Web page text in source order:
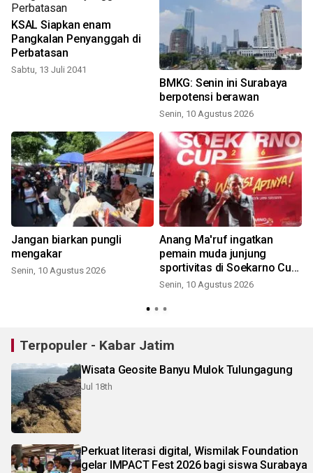
KSAL Siapkan enam
Pangkalan Penyanggah di
Perbatasan
Sabtu, 13 Juli 2041
BMKG: Senin ini Surabaya
berpotensi berawan
Senin, 10 Agustus 2026
Jangan biarkan pungli
mengakar
Senin, 10 Agustus 2026
Anang Ma'ruf ingatkan
pemain muda junjung
sportivitas di Soekarno Cup
2026
Senin, 10 Agustus 2026
Terpopuler - Kabar Jatim
Wisata Geosite Banyu Mulok Tulungagung
Jul 18th
Perkuat literasi digital, Wismilak Foundation
gelar IMPACT Fest 2026 bagi siswa Surabaya